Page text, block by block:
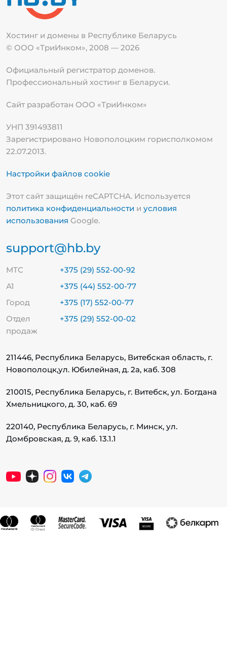
Хостинг и домены в Республике Беларусь
© ООО «ТриИнком», 2008 — 2026
Официальный регистратор доменов.
Профессиональный хостинг в Беларуси.
Сайт разработан ООО «ТриИнком»
УНП 391493811
Зарегистрировано Новополоцким горисполкомом
22.07.2013.
Настройки файлов cookie
Этот сайт защищён reCAPTCHA. Используется
политика конфиденциальности и условия
использования Google.
support@hb.by
МТС
+375 (29) 552-00-92
А1
+375 (44) 552-00-77
Город
+375 (17) 552-00-77
Отдел
продаж
+375 (29) 552-00-02
211446, Республика Беларусь, Витебская область, г.
Новополоцк,ул. Юбилейная, д. 2а, каб. 308
210015, Республика Беларусь, г. Витебск, ул. Богдана
Хмельницкого, д. 30, каб. 69
220140, Республика Беларусь, г. Минск, ул.
Домбровская, д. 9, каб. 13.1.1